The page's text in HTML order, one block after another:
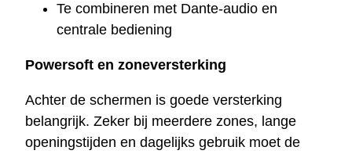
Te combineren met Dante-audio en
centrale bediening
Powersoft en zoneversterking
Achter de schermen is goede versterking
belangrijk. Zeker bij meerdere zones, lange
openingstijden en dagelijks gebruik moet de